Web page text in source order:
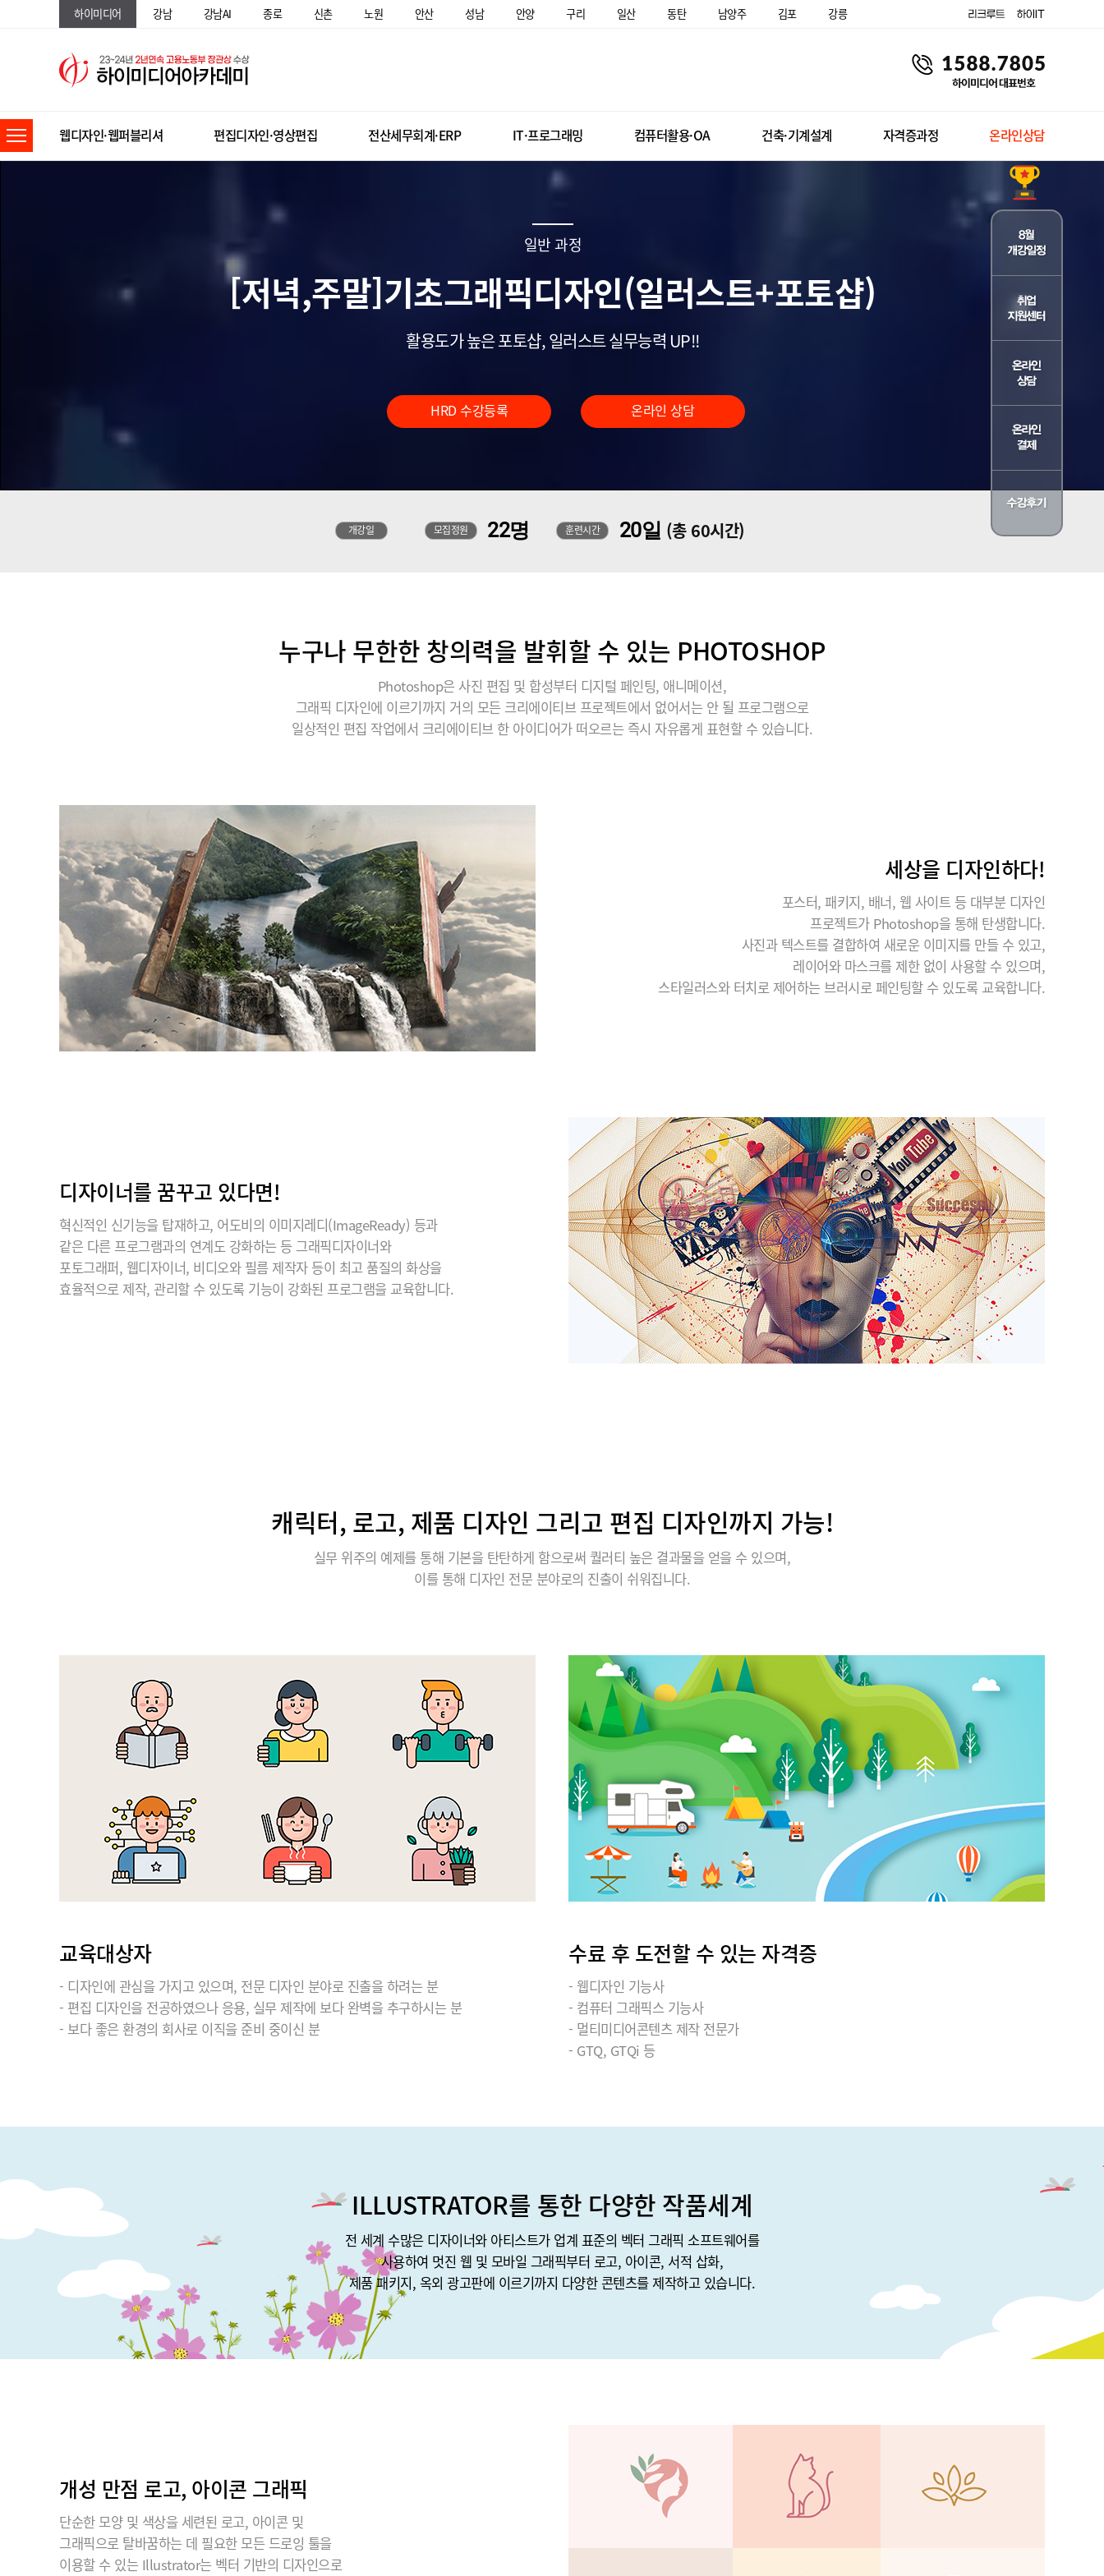
하이미디어 강남 강남AI 종로 신촌 노원 안산 성남 안양 구리 일산 동탄 남양주 김포 강릉
웹디자인·웹퍼블리셔 편집디자인·영상편집 전산세무회계·ERP IT·프로그래밍 컴퓨터활용·OA 건축·기계설계 자격증과정 온라인상담
일반 과정
[저녁,주말]기초그래픽디자인(일러스트+포토샵)
활용도가 높은 포토샵, 일러스트 실무능력 UP!!
HRD 수강등록 온라인 상담
개강일 모집정원 22명 훈련시간 20일 (총 60시간)
누구나 무한한 창의력을 발휘할 수 있는 PHOTOSHOP
Photoshop은 사진 편집 및 합성부터 디지털 페인팅, 애니메이션,
그래픽 디자인에 이르기까지 거의 모든 크리에이티브 프로젝트에서 없어서는 안 될 프로그램으로
일상적인 편집 작업에서 크리에이티브 한 아이디어가 떠오르는 즉시 자유롭게 표현할 수 있습니다.
세상을 디자인하다!
포스터, 패키지, 배너, 웹 사이트 등 대부분 디자인
프로젝트가 Photoshop을 통해 탄생합니다.
사진과 텍스트를 결합하여 새로운 이미지를 만들 수 있고,
레이어와 마스크를 제한 없이 사용할 수 있으며,
스타일러스와 터치로 제어하는 브러시로 페인팅할 수 있도록 교육합니다.
디자이너를 꿈꾸고 있다면!
혁신적인 신기능을 탑재하고, 어도비의 이미지레디(ImageReady) 등과
같은 다른 프로그램과의 연계도 강화하는 등 그래픽디자이너와
포토그래퍼, 웹디자이너, 비디오와 필름 제작자 등이 최고 품질의 화상을
효율적으로 제작, 관리할 수 있도록 기능이 강화된 프로그램을 교육합니다.
캐릭터, 로고, 제품 디자인 그리고 편집 디자인까지 가능!
실무 위주의 예제를 통해 기본을 탄탄하게 함으로써 퀄러티 높은 결과물을 얻을 수 있으며,
이를 통해 디자인 전문 분야로의 진출이 쉬워집니다.
교육대상자
- 디자인에 관심을 가지고 있으며, 전문 디자인 분야로 진출을 하려는 분
- 편집 디자인을 전공하였으나 응용, 실무 제작에 보다 완벽을 추구하시는 분
- 보다 좋은 환경의 회사로 이직을 준비 중이신 분
수료 후 도전할 수 있는 자격증
- 웹디자인 기능사
- 컴퓨터 그래픽스 기능사
- 멀티미디어콘텐츠 제작 전문가
- GTQ, GTQi 등
ILLUSTRATOR를 통한 다양한 작품세계
전 세계 수많은 디자이너와 아티스트가 업계 표준의 벡터 그래픽 소프트웨어를
사용하여 멋진 웹 및 모바일 그래픽부터 로고, 아이콘, 서적 삽화,
제품 패키지, 옥외 광고판에 이르기까지 다양한 콘텐츠를 제작하고 있습니다.
개성 만점 로고, 아이콘 그래픽
단순한 모양 및 색상을 세련된 로고, 아이콘 및
그래픽으로 탈바꿈하는 데 필요한 모든 드로잉 툴을
이용할 수 있는 Illustrator는 벡터 기반의 디자인으로
안ㅇㅇ ★★★★★
께 진심으로 감사드립니다. 항상 본인 일처럼
성심껏 신경 써주시고, 더 나은 방향과 방법을
제시해 주셔서 많은 것을 배울 수 있었습니